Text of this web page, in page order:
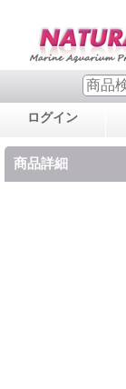
ログイン
商品詳細